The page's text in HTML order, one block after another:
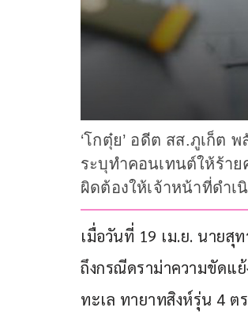
‘โกตุ๋ย’ อดีต สส.ภูเก็ต
ระบุทำคอนเทนต์ให้ร้าย
ผิดต้องให้เจ้าหน้าที่ดำ
เมื่อวันที่ 19 เม.ย. นายสุ
ถึงกรณีดราม่าความขัดแ
ทะเล ทายาทสิงห์รุ่น 4